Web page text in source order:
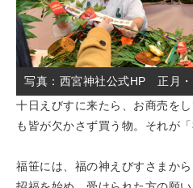
写真：西宮神社公式HP 正月
十日えびすに来たら、お商売を
も皆が欠かさず買う物。それが
福笹には、福の神えびすさまか